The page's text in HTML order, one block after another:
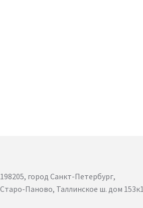
198205, город Санкт-Петербург,
Старо-Паново, Таллинское ш. дом 153к1